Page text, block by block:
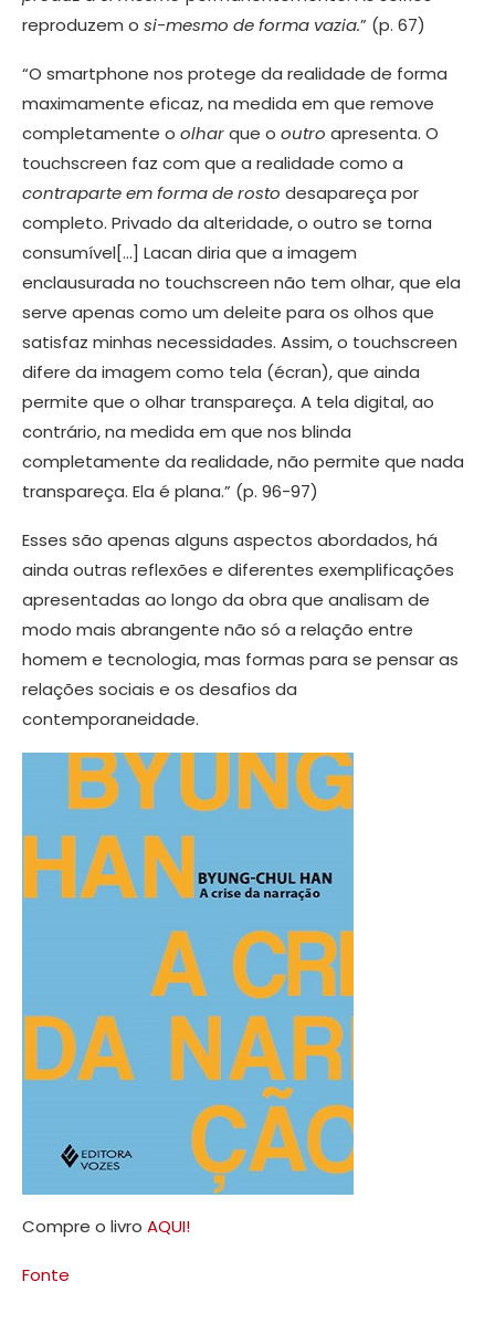
reproduzem o si-mesmo de forma vazia.” (p. 67)
“O smartphone nos protege da realidade de forma
maximamente eficaz, na medida em que remove
completamente o olharque o outro apresenta. O
touchscreen faz com que a realidade como a
contraparte em forma de rosto desapareça por
completo. Privado da alteridade, o outro se torna
consumível[…] Lacan diria que a imagem
enclausurada no touchscreen não tem olhar, que ela
serve apenas como um deleite para os olhos que
satisfaz minhas necessidades. Assim, o touchscreen
difere da imagem como tela (écran), que ainda
permite que o olhar transpareça. A tela digital, ao
contrário, na medida em que nos blinda
completamente da realidade, não permite que nada
transpareça. Ela é plana.” (p. 96-97)
Esses são apenas alguns aspectos abordados, há
ainda outras reflexões e diferentes exemplificações
apresentadas ao longo da obra que analisam de
modo mais abrangente não só a relação entre
homem e tecnologia, mas formas para se pensar as
relações sociais e os desafios da
contemporaneidade.
Compre o livro AQUI!
Fonte